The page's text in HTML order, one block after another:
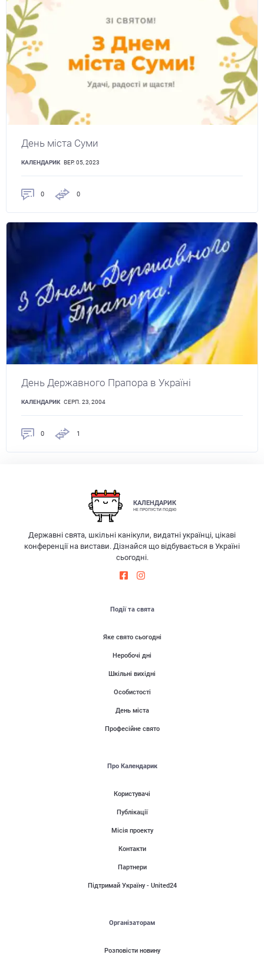
День міста Суми
КАЛЕНДАРИК ВЕР. 05, 2023
0 0
День Державного Прапора в Україні
КАЛЕНДАРИК СЕРП. 23, 2004
0 1
КАЛЕНДАРИК
НЕ ПРОПУСТИ ПОДІЮ
Державні свята, шкільні канікули, видатні українці, цікаві
конференції на вистави. Дізнайся що відбувається в Україні
сьогодні.
Події та свята
Яке свято сьогодні
Неробочі дні
Шкільні вихідні
Особистості
День міста
Професійне свято
Про Календарик
Користувачі
Публікації
Місія проекту
Контакти
Партнери
Підтримай Україну - United24
Організаторам
Розповісти новину